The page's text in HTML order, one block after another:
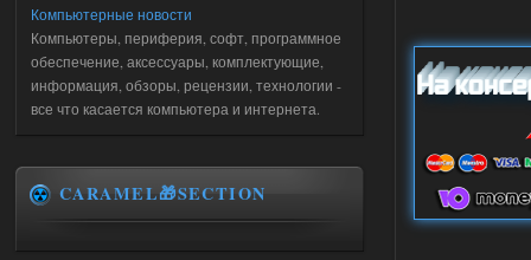
Компьютерные новости
Компьютеры, периферия, софт, программное
обеспечение, аксессуары, комплектующие,
информация, обзоры, рецензии, технологии -
все что касается компьютера и интернета.
CARAMEL🎁SECTION